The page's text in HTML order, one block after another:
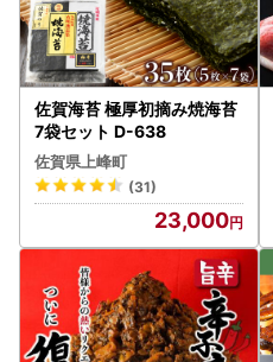
佐賀海苔 極厚初摘み焼海苔
7袋セット D-638
佐賀県上峰町
(31)
23,000